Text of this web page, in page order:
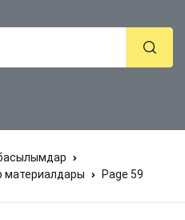
материалдары
Page 59